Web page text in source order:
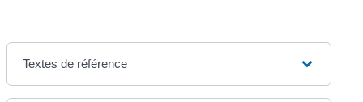
Textes de référence